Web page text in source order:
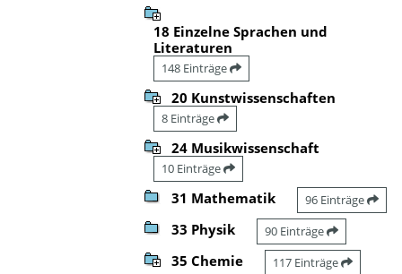
18 Einzelne Sprachen und
Literaturen
148 Einträge
20 Kunstwissenschaften
8 Einträge
24 Musikwissenschaft
10 Einträge
31 Mathematik 96 Einträge
33 Physik 90 Einträge
35 Chemie 117 Einträge